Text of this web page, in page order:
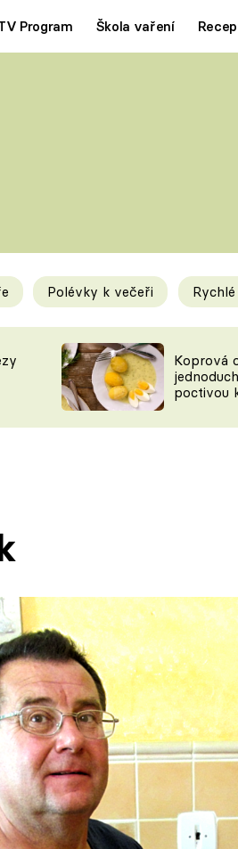
Program Škola vaření
Tipy a triky
KAM ZA JÍDLEM
VYCHYTÁVKY
Polévky k večeři
Koprová
poctivou